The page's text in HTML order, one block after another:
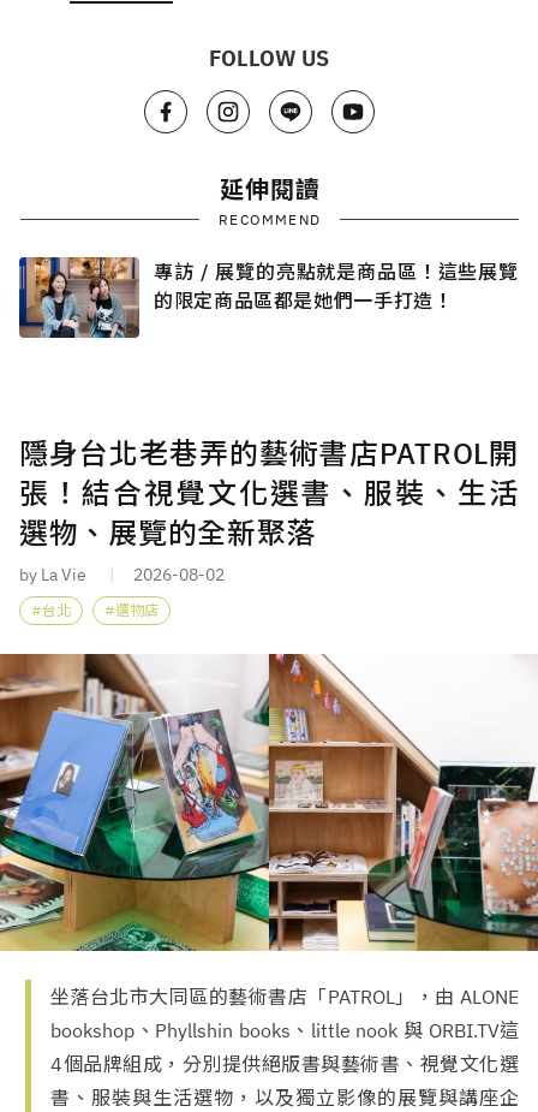
FOLLOW US
延伸閱讀
RECOMMEND
專訪 / 展覽的亮點就是商品區！這些展覽
的限定商品區都是她們一手打造！
隱身台北老巷弄的藝術書店PATROL開
張！結合視覺文化選書、服裝、生活
選物、展覽的全新聚落
by La Vie 2026-08-02
台北 選物店
坐落台北市大同區的藝術書店「PATROL」，由 ALONE
bookshop、Phyllshin books、little nook 與 ORBI.TV這
4個品牌組成，分別提供絕版書與藝術書、視覺文化選
書、服裝與生活選物，以及獨立影像的展覽與講座企